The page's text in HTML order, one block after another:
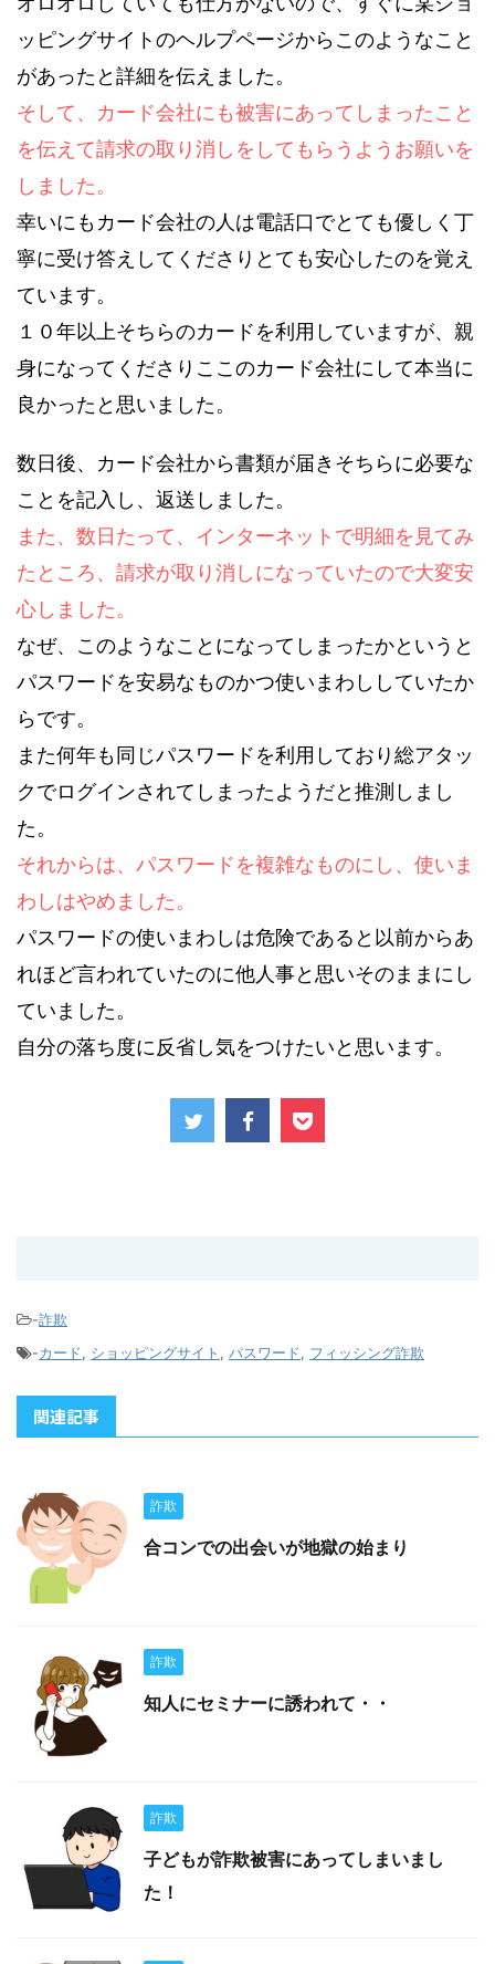
ッピングサイトのヘルプページからこのようなこと
があったと詳細を伝えました。
そして、カード会社にも被害にあってしまったこと
を伝えて請求の取り消しをしてもらうようお願いを
しました。
幸いにもカード会社の人は電話口でとても優しく丁
寧に受け答えしてくださりとても安心したのを覚え
ています。
１０年以上そちらのカードを利用していますが、親
身になってくださりここのカード会社にして本当に
良かったと思いました。
数日後、カード会社から書類が届きそちらに必要な
ことを記入し、返送しました。
また、数日たって、インターネットで明細を見てみ
たところ、請求が取り消しになっていたので大変安
心しました。
なぜ、このようなことになってしまったかというと
パスワードを安易なものかつ使いまわししていたか
らです。
また何年も同じパスワードを利用しており総アタッ
クでログインされてしまったようだと推測しまし
た。
それからは、パスワードを複雑なものにし、使いま
わしはやめました。
パスワードの使いまわしは危険であると以前からあ
れほど言われていたのに他人事と思いそのままにし
ていました。
自分の落ち度に反省し気をつけたいと思います。
-詐欺
-カード, ショッピングサイト , パスワード, フィッシング詐欺
関連記事
詐欺
合コンでの出会いが地獄の始まり
詐欺
知人にセミナーに誘われて・・
詐欺
子どもが詐欺被害にあってしまいまし
た！